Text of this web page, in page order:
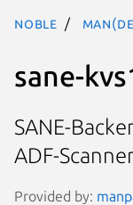
noble
sane-
SANE-
ADF-
Provided by: